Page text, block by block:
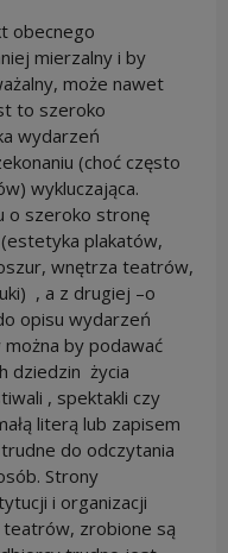
obecnego
mierzalny i by
może nawet
to szeroko
wydarzeń
(choć często
wykluczająca.
o szeroko stronę
plakatów,
wnętrza teatrów,
, a z drugiej –o
opisu wydarzeń
można by podawać
dziedzin życia
, spektakli czy
literą lub zapisem
do odczytania
Strony
i organizacji
zrobione są